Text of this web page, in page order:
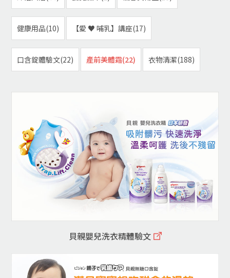
健康用品(10) 【愛 ♥ 哺乳】講座(17)
口含錠體驗文(22) 產前美體霜(22) 衣物清潔(188)
貝親嬰兒洗衣精體驗文